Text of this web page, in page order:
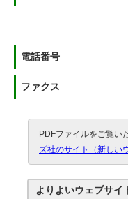
電話番号
ファクス
PDFファイルをご覧い
ズ社のサイト（新しい
よりよいウェブサイ